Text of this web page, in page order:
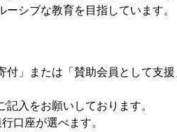
シブな教育を目指しています。
付」または「賛助会員として支援
入をお願いしております。
口座が選べます。